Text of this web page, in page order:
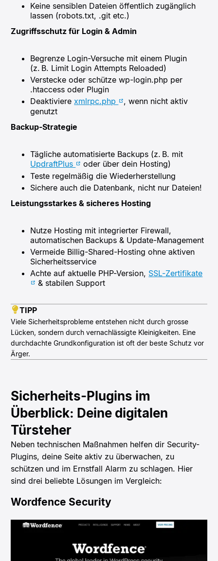
Keine sensiblen Dateien öffentlich zugänglich
lassen (robots.txt, .git etc.)
Zugriffsschutz für Login & Admin
Begrenze Login-Versuche mit einem Plugin
(z. B. Limit Login Attempts Reloaded)
Verstecke oder schütze wp-login.php per
.htaccess oder Plugin
Deaktiviere xmlrpc.php
, wenn nicht aktiv
genutzt
Backup-Strategie
Tägliche automatisierte Backups (z. B. mit
UpdraftPlus
oder über dein Hosting)
Teste regelmäßig die Wiederherstellung
Sichere auch die Datenbank, nicht nur Dateien!
Leistungsstarkes & sicheres Hosting
Nutze Hosting mit integrierter Firewall,
automatischen Backups & Update-Management
Vermeide Billig-Shared-Hosting ohne aktiven
Sicherheitsservice
Achte auf aktuelle PHP-Version, SSL-Zertifikate
& stabilen Support
TIPP
Viele Sicherheitsprobleme entstehen nicht durch grosse
Lücken, sondern durch vernachlässigte Kleinigkeiten. Eine
durchdachte Grundkonfiguration ist oft der beste Schutz vor
Ärger.
Sicherheits-Plugins im
Überblick: Deine digitalen
Türsteher
Neben technischen Maßnahmen helfen dir Security-
Plugins, deine Seite aktiv zu überwachen, zu
schützen und im Ernstfall Alarm zu schlagen. Hier
sind drei beliebte Lösungen im Vergleich:
Wordfence Security